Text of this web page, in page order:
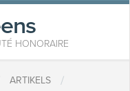
HONORAIRE
ARTIKELS /